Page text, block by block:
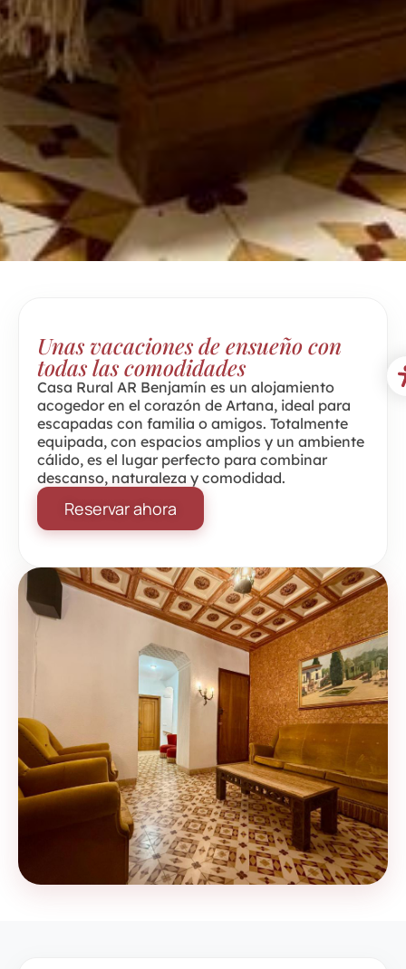
Unas vacaciones de ensueño con
todas las comodidades
Casa Rural AR Benjamín es un alojamiento
acogedor en el corazón de Artana, ideal para
escapadas con familia o amigos. Totalmente
equipada, con espacios amplios y un ambiente
cálido, es el lugar perfecto para combinar
descanso, naturaleza y comodidad.
Reservar ahora